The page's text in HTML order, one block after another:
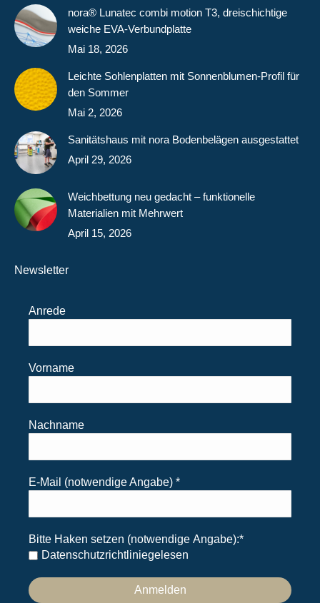
nora® Lunatec combi motion T3, dreischichtige
weiche EVA-Verbundplatte
Mai 18, 2026
Leichte Sohlenplatten mit Sonnenblumen-Profil für
den Sommer
Mai 2, 2026
Sanitätshaus mit nora Bodenbelägen ausgestattet
April 29, 2026
Weichbettung neu gedacht – funktionelle
Materialien mit Mehrwert
April 15, 2026
Newsletter
Anrede
Vorname
Nachname
E-Mail (notwendige Angabe) *
Bitte Haken setzen (notwendige Angabe):*
Datenschutzrichtliniegelesen